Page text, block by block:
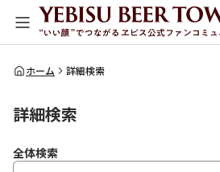
全体検索
ホーム 詳細検索
詳細検索
全体検索